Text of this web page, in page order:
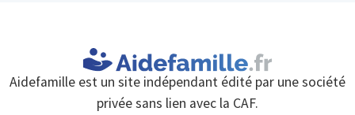
Aidefamille est un site indépendant édité par une société
privée sans lien avec la CAF.